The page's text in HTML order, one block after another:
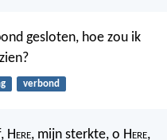
gesloten, hoe zou ik
verbond
Here, mijn sterkte, o Here,